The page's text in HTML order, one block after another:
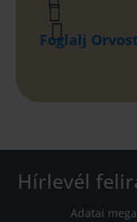


Foglalj Orvost
Hírlevél
Adatai